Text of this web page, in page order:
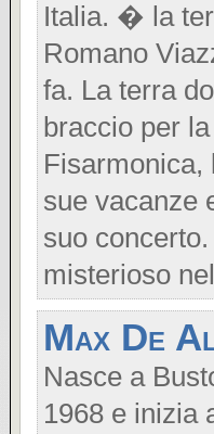
Italia. � la
Romano
fa. La terra
braccio per
Fisarmonica,
sue vacanze
suo
misterioso
Max De
Nasce a
1968 e inizia